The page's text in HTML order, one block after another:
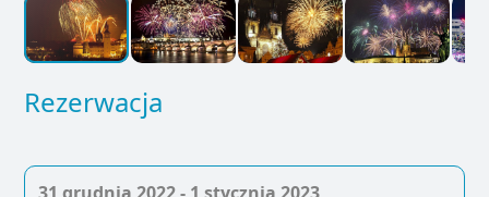
Rezerwacja